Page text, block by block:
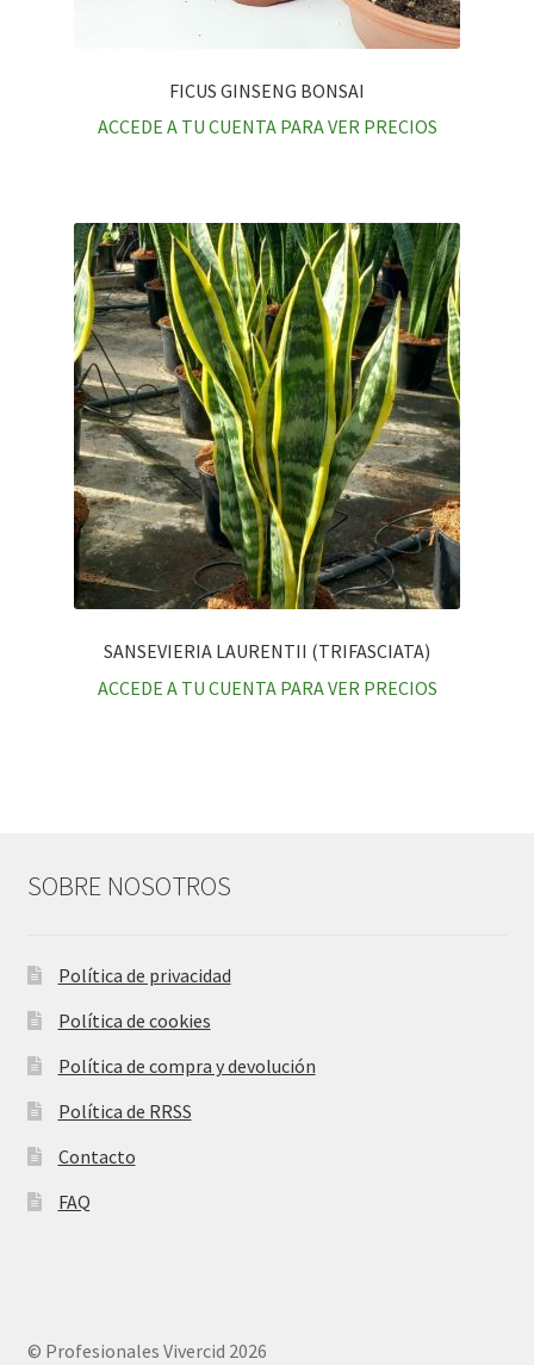
FICUS GINSENG BONSAI
ACCEDE A TU CUENTA PARA VER PRECIOS
SANSEVIERIA LAURENTII (TRIFASCIATA)
ACCEDE A TU CUENTA PARA VER PRECIOS
SOBRE NOSOTROS
Política de privacidad
Política de cookies
Política de compra y devolución
Política de RRSS
Contacto
FAQ
© Profesionales Vivercid 2026